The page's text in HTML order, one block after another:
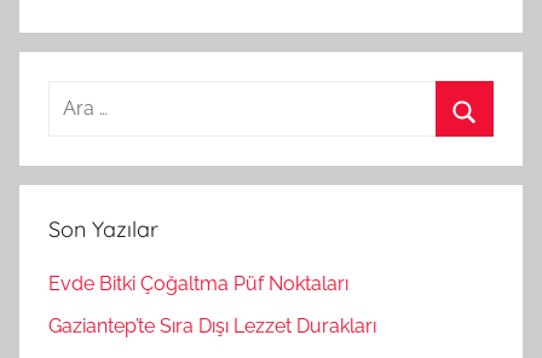
a
a
r
Son Yazılar
Evde Bitki Çoğaltma Püf Noktaları
Gaziantep’te Sıra Dışı Lezzet Durakları